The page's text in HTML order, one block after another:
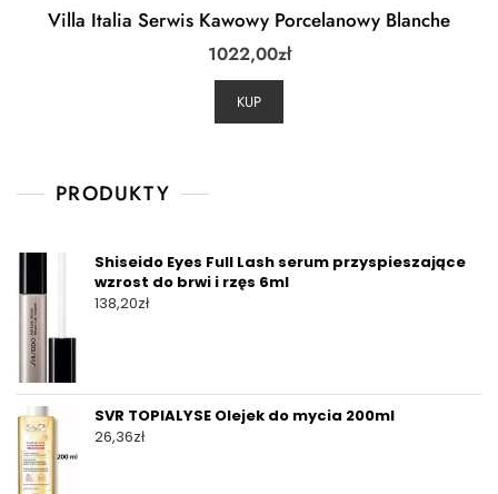
Villa Italia Serwis Kawowy Porcelanowy Blanche
1022,00zł
KUP
PRODUKTY
Shiseido Eyes Full Lash serum przyspieszające
wzrost do brwi i rzęs 6ml
138,20zł
SVR TOPIALYSE Olejek do mycia 200ml
26,36zł